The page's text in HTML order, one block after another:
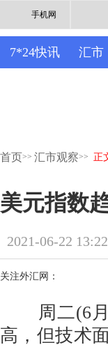
手机网
7*24快讯 汇市
首页>> 汇市观察>> 正
美元指数
2021-06-22
关注外汇网：
周二(6月
高，但技术